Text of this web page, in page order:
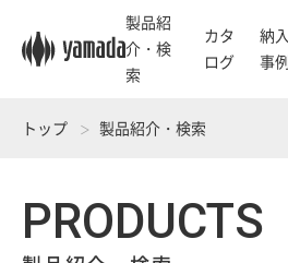
製品紹
介・検
索
カタ
ログ
納入
事例
トップ 製品紹介・検索
PRODUCTS